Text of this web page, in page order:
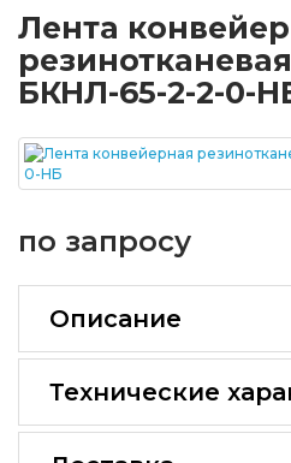
Лента
БКНЛ-65-2-2-0-
по запросу
Описание
Технические